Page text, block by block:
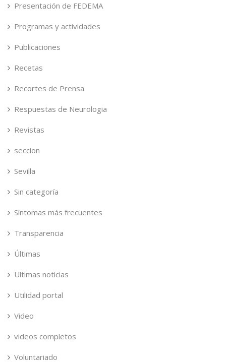
Presentación de FEDEMA
Programas y actividades
Publicaciones
Recetas
Recortes de Prensa
Respuestas de Neurologia
Revistas
seccion
Sevilla
Sin categoría
Síntomas más frecuentes
Transparencia
Últimas
Ultimas noticias
Utilidad portal
Video
videos completos
Voluntariado